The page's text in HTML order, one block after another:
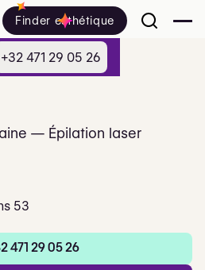
Finder esthétique
— Épilation laser
53
471 29 05 26
+32 471 29 05 26